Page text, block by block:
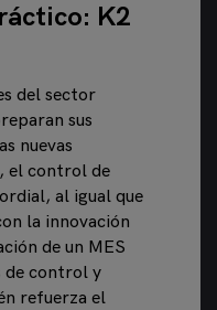
K2
del sector
sus
nuevas
el control de
al igual que
la innovación
de un MES
de control y
refuerza el